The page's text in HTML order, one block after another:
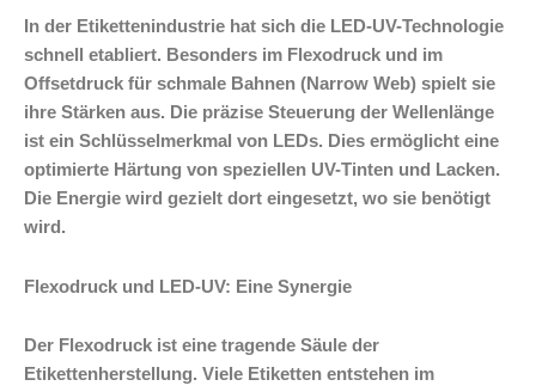
In der Etikettenindustrie hat sich die LED-UV-Technologie
schnell etabliert. Besonders im Flexodruck und im
Offsetdruck für schmale Bahnen (Narrow Web) spielt sie
ihre Stärken aus. Die präzise Steuerung der Wellenlänge
ist ein Schlüsselmerkmal von LEDs. Dies ermöglicht eine
optimierte Härtung von speziellen UV-Tinten und Lacken.
Die Energie wird gezielt dort eingesetzt, wo sie benötigt
wird.
Flexodruck und LED-UV: Eine Synergie
Der Flexodruck ist eine tragende Säule der
Etikettenherstellung. Viele Etiketten entstehen im